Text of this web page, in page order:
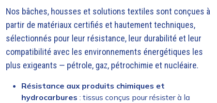
Nos bâches, housses et solutions textiles sont conçues à
partir de matériaux certifiés et hautement techniques,
sélectionnés pour leur résistance, leur durabilité et leur
compatibilité avec les environnements énergétiques les
plus exigeants — pétrole, gaz, pétrochimie et nucléaire.
Résistance aux produits chimiques et
hydrocarbures : tissus conçus pour résister à la